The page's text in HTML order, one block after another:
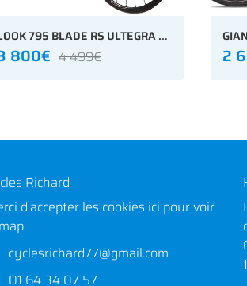
LOOK 795 BLADE RS ULTEGRA DISC
800€ 4 499€ 2
Richard
d'accepter les cookies ici pour voir
01 64 34 07 57